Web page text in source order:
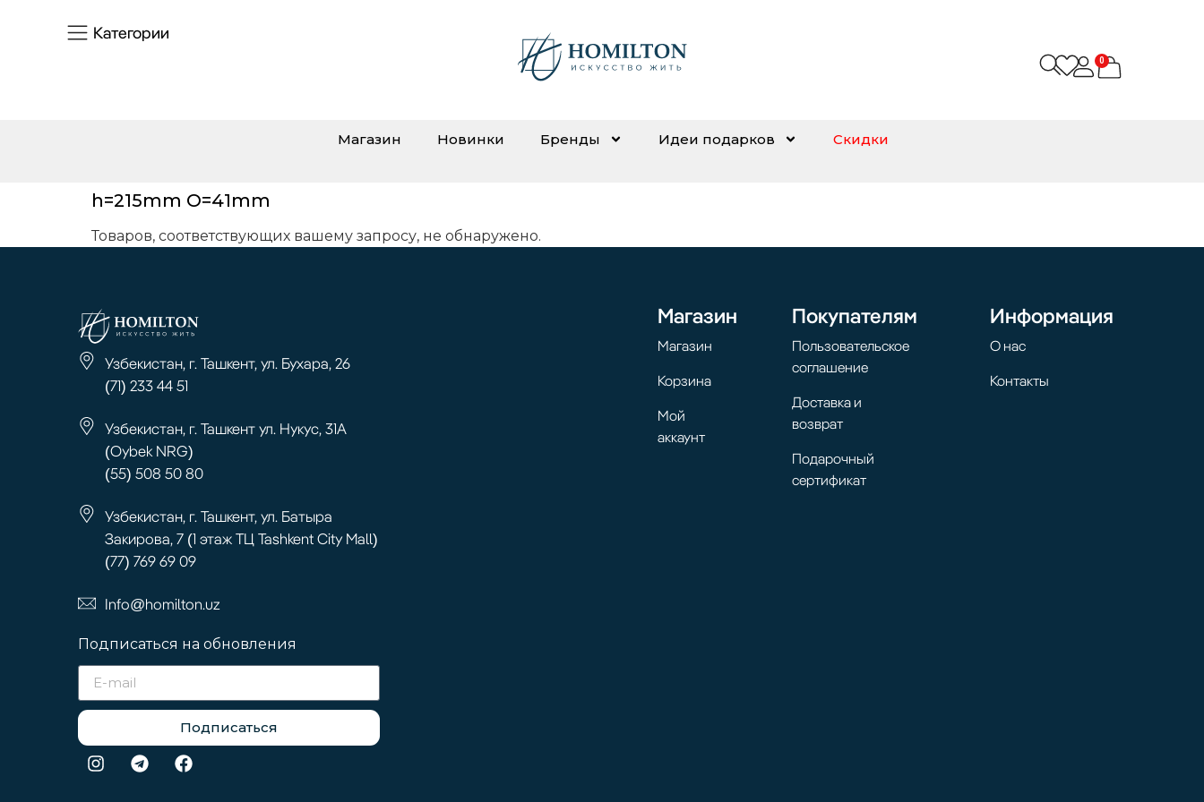
Категории
0
Магазин Новинки Бренды Идеи подарков Скидки
h=215mm O=41mm
Товаров, соответствующих вашему запросу, не обнаружено.
Узбекистан, г. Ташкент, ул. Бухара, 26
(71) 233 44 51
Узбекистан, г. Ташкент ул. Нукус, 31А
(Oybek NRG)
(55) 508 50 80
Узбекистан, г. Ташкент, ул. Батыра
Закирова, 7 (1 этаж ТЦ Tashkent City Mall)
(77) 769 69 09
Info@homilton.uz
Подписаться на обновления
Подписаться
Магазин
Магазин
Корзина
Мой
аккаунт
Покупателям
Пользовательское
соглашение
Доставка и
возврат
Подарочный
сертификат
Информация
О нас
Контакты